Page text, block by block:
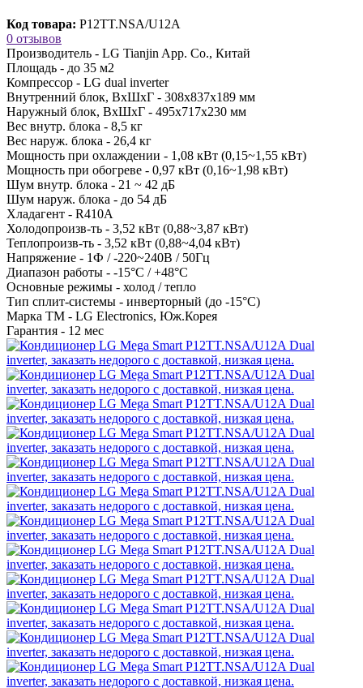
Код товара: P12TT.NSA/U12A
0 отзывов
Производитель - LG Tianjin App. Co., Китай
Площадь - до 35 м2
Компрессор - LG dual inverter
Внутренний блок, ВхШхГ - 308х837х189 мм
Наружный блок, ВхШхГ - 495х717х230 мм
Вес внутр. блока - 8,5 кг
Вес наруж. блока - 26,4 кг
Мощность при охлаждении - 1,08 кВт (0,15~1,55 кВт)
Мощность при обогреве - 0,97 кВт (0,16~1,98 кВт)
Шум внутр. блока - 21 ~ 42 дБ
Шум наруж. блока - до 54 дБ
Хладагент - R410A
Холодопроизв-ть - 3,52 кВт (0,88~3,87 кВт)
Теплопроизв-ть - 3,52 кВт (0,88~4,04 кВт)
Напряжение - 1Ф / -220~240В / 50Гц
Диапазон работы - -15°С / +48°С
Основные режимы - холод / тепло
Тип сплит-системы - инверторный (до -15°С)
Марка ТМ - LG Electronics, Юж.Корея
Гарантия - 12 мес